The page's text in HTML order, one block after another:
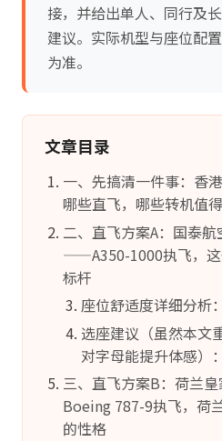
接，并给出单人、同行及
建议。实际机型与座位配
为准。
文章目录
一、先搞清一件事：香
哪些直飞，哪些转机值
二、直飞方案A：国泰航
——A350-1000执飞，这
标杆
座位舒适度详细分析：
选座建议（虽然本文
对字母能提升体感）：
三、直飞方案B：荷兰
Boeing 787-9执飞，荷
的性格